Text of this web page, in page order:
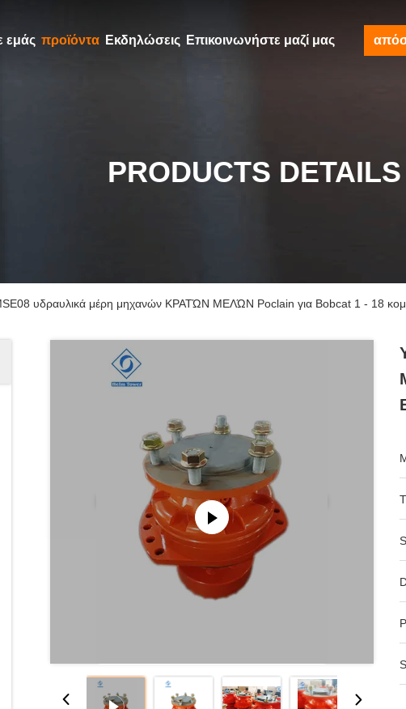
εμάς προϊόντα Εκδηλώσεις Επικοινωνήστε μαζί μας
PRODUCTS DETAILS
υδραυλικά μέρη μηχανών ΚΡΑΤΏΝ ΜΕΛΏΝ Poclain για Bobcat 1 - 18